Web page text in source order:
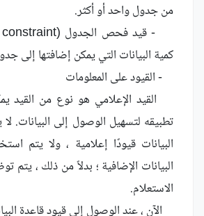
من جدول واحد أو أكثر.
كمية البيانات التي يمكن إضافتها إلى
- القيود على المعلومات
تطبيقه لتسهيل الوصول إلى البيانات.
البيانات قيودًا إعلامية ، ولا يتم
البيانات الإضافية ؛ بدلاً من ذلك ، يتم
الاستعلام.
الآن ، عند الوصول إلى قيود قاعدة